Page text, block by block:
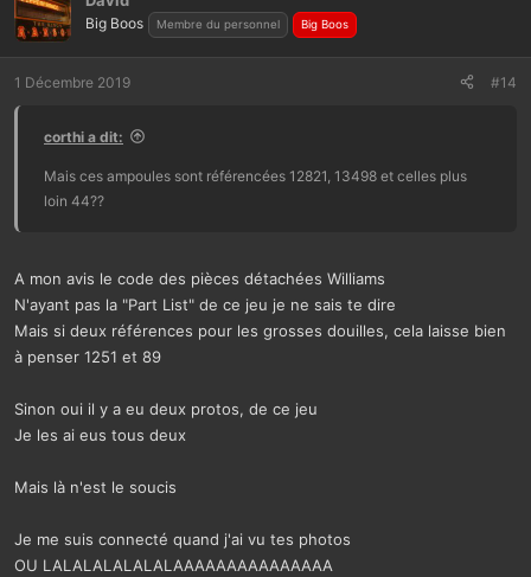
Big Boos Membre du personnel Big Boos
1 Décembre 2019 #14
corthi a dit:
Mais ces ampoules sont référencées 12821, 13498 et celles plus
loin 44??
A mon avis le code des pièces détachées Williams
N'ayant pas la "Part List" de ce jeu je ne sais te dire
Mais si deux références pour les grosses douilles, cela laisse bien
à penser 1251 et 89
Sinon oui il y a eu deux protos, de ce jeu
Je les ai eus tous deux
Mais là n'est le soucis
Je me suis connecté quand j'ai vu tes photos
OU LALALALALALALAAAAAAAAAAAAAAA